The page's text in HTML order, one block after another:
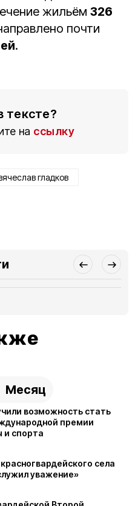
жильём 326
почти
.
тексте?
на ссылку
гладков
Месяц
возможность стать
премии
и спорта
села
уважение»